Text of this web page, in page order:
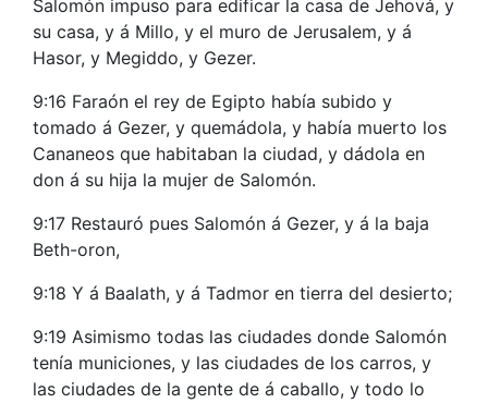
Salomón impuso para edificar la casa de Jehová, y
su casa, y á Millo, y el muro de Jerusalem, y á
Hasor, y Megiddo, y Gezer.
9:16 Faraón el rey de Egipto había subido y
tomado á Gezer, y quemádola, y había muerto los
Cananeos que habitaban la ciudad, y dádola en
don á su hija la mujer de Salomón.
9:17 Restauró pues Salomón á Gezer, y á la baja
Beth-oron,
9:18 Y á Baalath, y á Tadmor en tierra del desierto;
9:19 Asimismo todas las ciudades donde Salomón
tenía municiones, y las ciudades de los carros, y
las ciudades de la gente de á caballo, y todo lo